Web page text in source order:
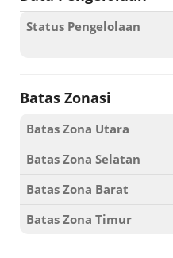
Status Pengelolaan
Batas Zonasi
Batas Zona Utara
Batas Zona Selatan
Batas Zona Barat
Batas Zona Timur